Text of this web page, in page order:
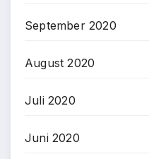
September 2020
August 2020
Juli 2020
Juni 2020